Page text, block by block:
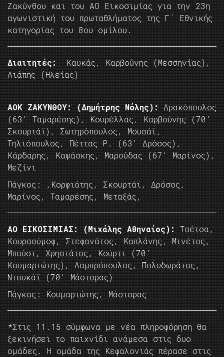
Ζακύνθου και του ΑΟ Εικοσιμίας για την 23η
αγωνιστική του πρωταθλήματος της Γ΄ Εθνικής
κατηγορίας του 8ου ομίλου.
Διαιτητές:
Καυκάς, Καρβούνης (Μεσσηνίας),
Λιάπης (Ηλείας)
AOK ZAΚΥΝΘΟΥ: (Δημήτρης Νόλης):
Δρακόπουλος
(63′ Ταμαρέσης), Κουρέλλας, Καρβούνης (70′
Σκουρτάϊ), Σωτηρόπουλος, Μουσάϊ,
Τηλιόπουλος, Πέττας Ρ. (63′ Δρόσος),
Κάρδαρης, Καψάσκης, Μαρούδας (67′ Μαρίνος),
Μεζίνι
Πάγκος: ,Κορφιάτης, Σκουρτάϊ, Δρόσος,
Μαρίνος, Ταμαρέσης, Μεταξάς,
AO EIKOΣΙΜΙΑΣ: (Μιχάλης Αθηναίος): Τσέτσα,
Κουρσούμοφ, Στεφανάτος, Καπλάνης, Μινέτος,
Μπούσι, Χρηστάτος, Κούρτι (70′
Κουμαριώτης), Λαμπρόπουλος, Πολυδωράτος,
Ντουκάϊ (70′ Μάστορας)
Πάγκος: Κουμαριώτης, Μάστορας
*Στις 11.15 σύμφωνα με νέα πληροφόρηση θα
ξεκινήσει το παιχνίδι ανάμεσα στις δυο
ομάδες. Η ομάδα της Κεφαλονιάς πέρασε στις